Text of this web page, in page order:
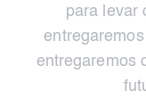
para levar
entregaremos